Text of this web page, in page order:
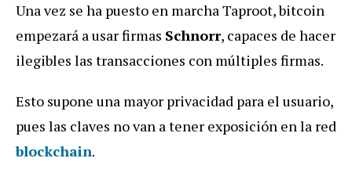
Una vez se ha puesto en marcha Taproot, bitcoin
empezará a usar firmas Schnorr, capaces de hacer
ilegibles las transacciones con múltiples firmas.
Esto supone una mayor privacidad para el usuario,
pues las claves no van a tener exposición en la red
blockchain.